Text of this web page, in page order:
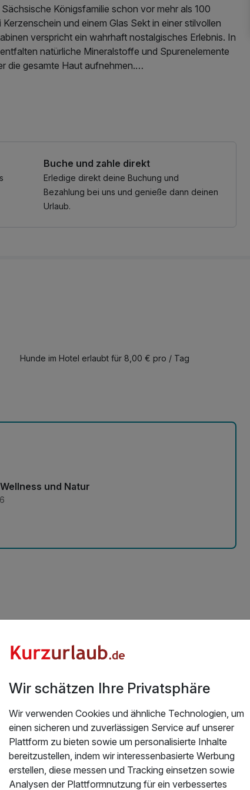
Königsfamilie schon vor mehr als 100
und einem Glas Sekt in einer stilvollen
verspricht ein wahrhaft nostalgisches Erlebnis. In
natürliche Mineralstoffe und Spurenelemente
die gesamte Haut aufnehmen.
welches bereits im ausgehenden 19.
der Natur angelegt wurde. Die Wege gleichen einer
das Herzstück, von dem aus die Pfade wie
Theater sowie das NaturTheater mit seiner flexiblen
Kultur und Natur der Kultur- und Festspielstadt.
der Wandelhalle und im Kurhaus das Kulturerlebnis.
bietet dabei den idealen Rückzugsort.
Buche und zahle direkt
Erledige direkt deine Buchung und
Bezahlung bei uns und genieße dann deinen
Urlaub.
Hunde im Hotel erlaubt für 8,00 € pro / Tag
und Natur
Wir schätzen Ihre Privatsphäre
Wir verwenden Cookies und ähnliche Technologien, um
einen sicheren und zuverlässigen Service auf unserer
Plattform zu bieten sowie um personalisierte Inhalte
bereitzustellen, indem wir interessenbasierte Werbung
erstellen, diese messen und Tracking einsetzen sowie
Analysen der Plattformnutzung für ein verbessertes